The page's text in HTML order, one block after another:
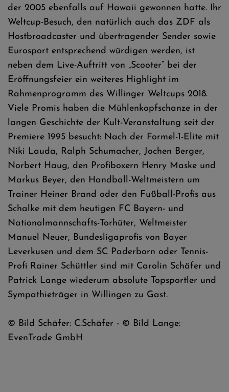
der 2005 ebenfalls auf Hawaii gewonnen hatte. Ihr
Weltcup-Besuch, den natürlich auch das ZDF als
Hostbroadcaster und übertragender Sender sowie
Eurosport entsprechend würdigen werden, ist
neben dem Live-Auftritt von „Scooter“ bei der
Eröffnungsfeier ein weiteres Highlight im
Rahmenprogramm des Willinger Weltcups 2018.
Viele Promis haben die Mühlenkopfschanze in der
langen Geschichte der Kult-Veranstaltung seit der
Premiere 1995 besucht: Nach der Formel-1-Elite mit
Niki Lauda, Ralph Schumacher, Jochen Berger,
Norbert Haug, den Profiboxern Henry Maske und
Markus Beyer, den Handball-Weltmeistern um
Trainer Heiner Brand oder den Fußball-Profis aus
Schalke mit dem heutigen FC Bayern- und
Nationalmannschafts-Torhüter, Weltmeister
Manuel Neuer, Bundesligaprofis von Bayer
Leverkusen und dem SC Paderborn oder Tennis-
Profi Rainer Schüttler sind mit Carolin Schäfer und
Patrick Lange wiederum absolute Topsportler und
Sympathieträger in Willingen zu Gast.
© Bild Schäfer: C.Schäfer - © Bild Lange:
EvenTrade GmbH